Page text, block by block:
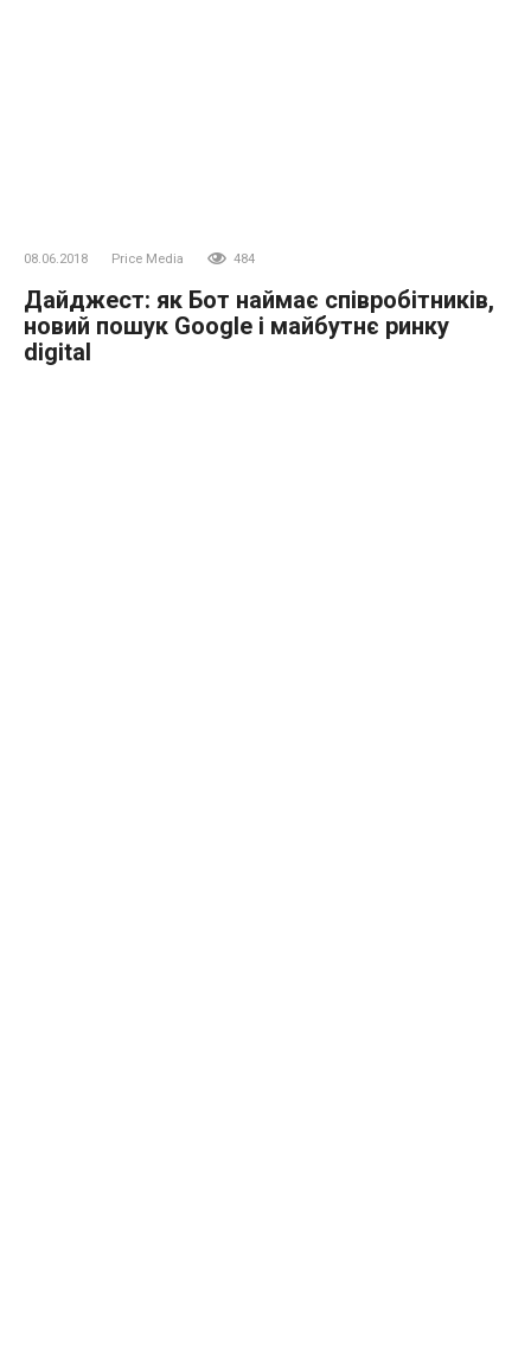
08.06.2018 Price Media 484
Дайджест: як Бот наймає співробітників,
новий пошук Google і майбутнє ринку
digital